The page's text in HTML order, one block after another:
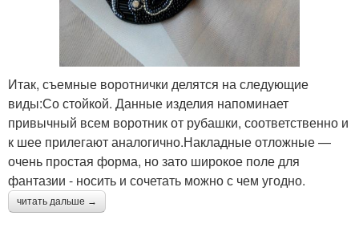
Итак, съемные воротнички делятся на следующие
виды:Со стойкой. Данные изделия напоминает
привычный всем воротник от рубашки, соответственно и
к шее прилегают аналогично.Накладные отложные —
очень простая форма, но зато широкое поле для
фантазии - носить и сочетать можно с чем угодно.
читать дальше →